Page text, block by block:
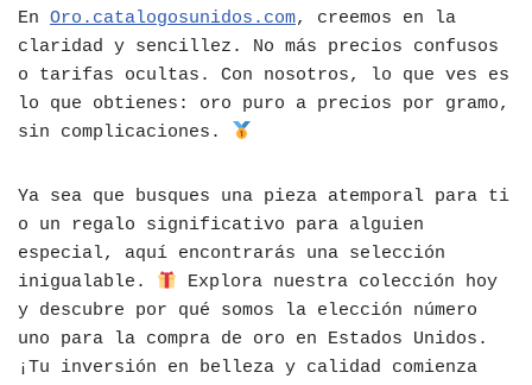
En Oro.catalogosunidos.com, creemos en la
claridad y sencillez. No más precios confusos
o tarifas ocultas. Con nosotros, lo que ves es
lo que obtienes: oro puro a precios por gramo,
sin complicaciones.
Ya sea que busques una pieza atemporal para ti
o un regalo significativo para alguien
especial, aquí encontrarás una selección
inigualable.
Explora nuestra colección hoy
y descubre por qué somos la elección número
uno para la compra de oro en Estados Unidos.
¡Tu inversión en belleza y calidad comienza